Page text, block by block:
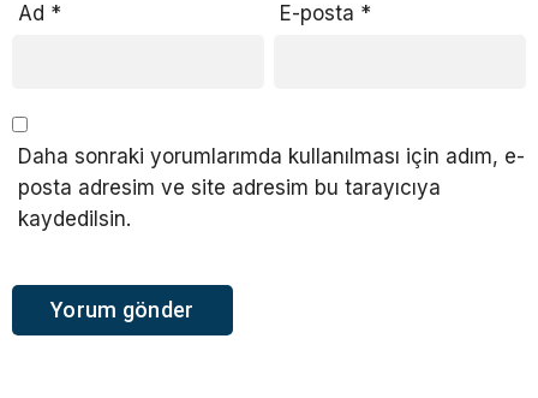
Ad * E-posta *
Daha sonraki yorumlarımda kullanılması için adım, e-
posta adresim ve site adresim bu tarayıcıya
kaydedilsin.